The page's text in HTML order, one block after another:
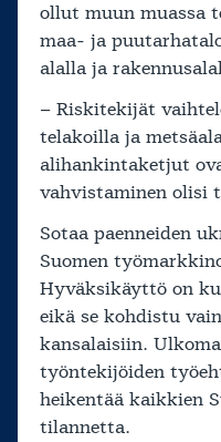
ollut muun muassa
maa- ja
alalla ja
– Riskitekijät
telakoilla ja
alihankintaketjut
vahvistaminen olisi
Sotaa paenneiden
Suomen
Hyväksikäyttö on
eikä se kohdistu
kansalaisiin.
työntekijöiden
heikentää kaikkien
tilannetta.